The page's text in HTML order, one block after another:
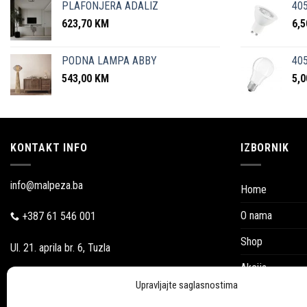
Upravljajte saglasnostima
PLAFONJERA ADALIZ
623,70 KM
PODNA LAMPA ABBY
543,00 KM
KONTAKT INFO
info@malpeza.ba
+387 61 546 001
Ul. 21. aprila br. 6, Tuzla
IZBORNIK
Home
O nama
Shop
Akcija